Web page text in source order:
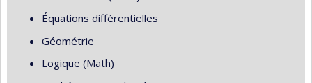
Équations différentielles
Géométrie
Logique (Math)